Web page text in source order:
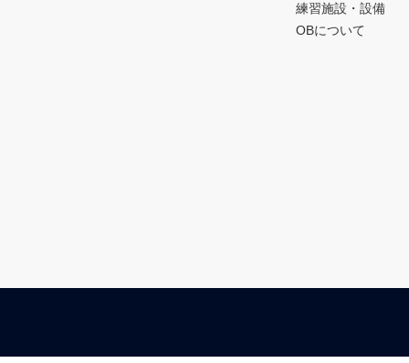
練習施設・設備
OBについて